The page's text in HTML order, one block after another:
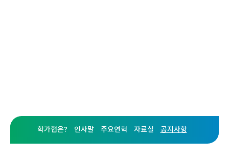
학가협은? 인사말 주요연혁 자료실 공지사항